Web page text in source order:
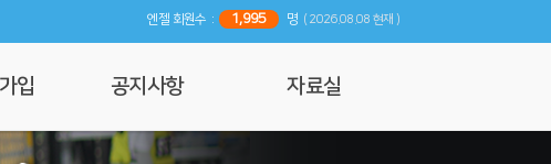
엔젤 회원수 : 1,995 명 ( 2026.08.08 현재 )
입 공지사항 자료실